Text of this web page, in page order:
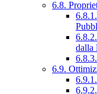
6.8.
dalla
6.9.